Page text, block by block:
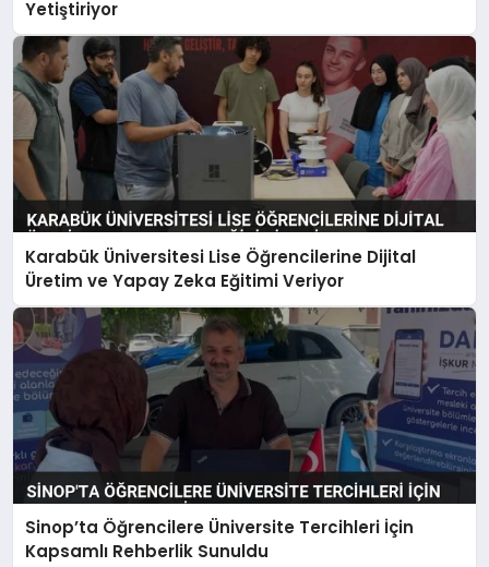
Yetiştiriyor
Karabük Üniversitesi Lise Öğrencilerine Dijital
Üretim ve Yapay Zeka Eğitimi Veriyor
Sinop’ta Öğrencilere Üniversite Tercihleri İçin
Kapsamlı Rehberlik Sunuldu